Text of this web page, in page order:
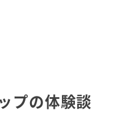
プの体験談